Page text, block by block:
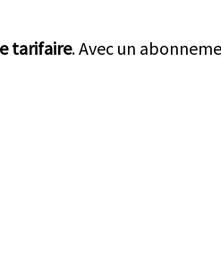
tarifaire. Avec un